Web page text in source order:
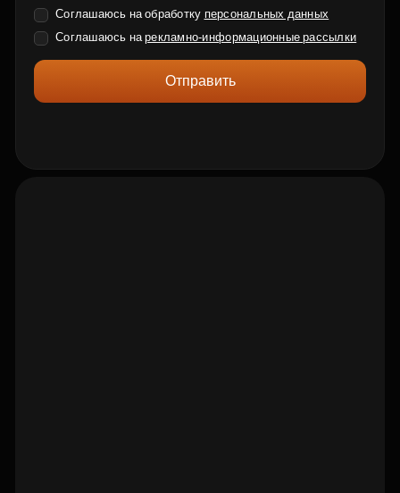
Соглашаюсь на обработку персональных данных
Соглашаюсь нарекламно-информационные рассылки
Отправить